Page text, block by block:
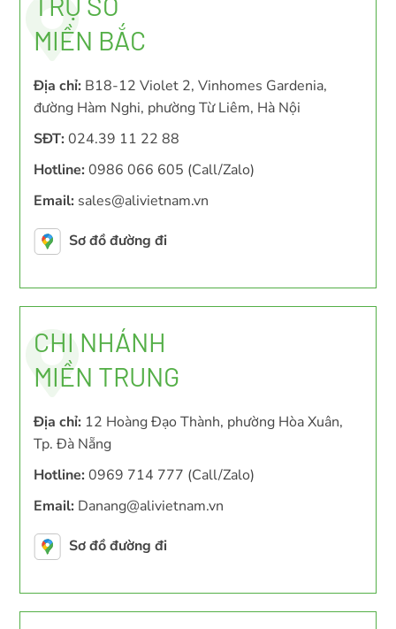
MIỀN BẮC
Địa chỉ: B18-12 Violet 2, Vinhomes Gardenia,
đường Hàm Nghi, phường Từ Liêm, Hà Nội
SĐT: 024.39 11 22 88
Hotline: 0986 066 605 (Call/Zalo)
Email: sales@alivietnam.vn
Sơ đồ đường đi
CHI NHÁNH
MIỀN TRUNG
Địa chỉ: 12 Hoàng Đạo Thành, phường Hòa Xuân,
Tp. Đà Nẵng
Hotline: 0969 714 777 (Call/Zalo)
Email: Danang@alivietnam.vn
Sơ đồ đường đi